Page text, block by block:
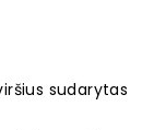
sudarytas